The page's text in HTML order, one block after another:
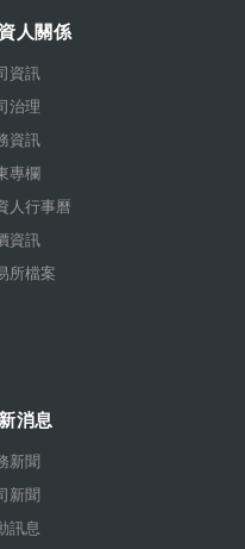
人關係
資訊
治理
資訊
專欄
人行事曆
資訊
所檔案
消息
新聞
新聞
訊息